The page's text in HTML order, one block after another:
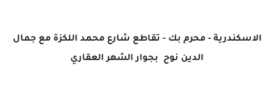
الاسكندرية - محرم بك - تقاطع شارع محمد اللكزة مع جمال
الدين نوح بجوار الشهر العقاري